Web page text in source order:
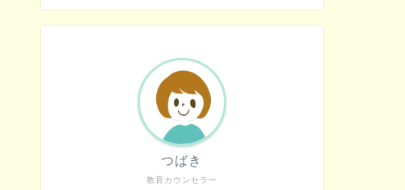
教育カウンセラー
つばき